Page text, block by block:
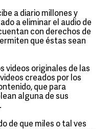
a diario millones y
a eliminar el audio de
con derechos de
que éstas sean
videos originales de las
creados por los
que para
alguna de sus
de que miles o tal ves